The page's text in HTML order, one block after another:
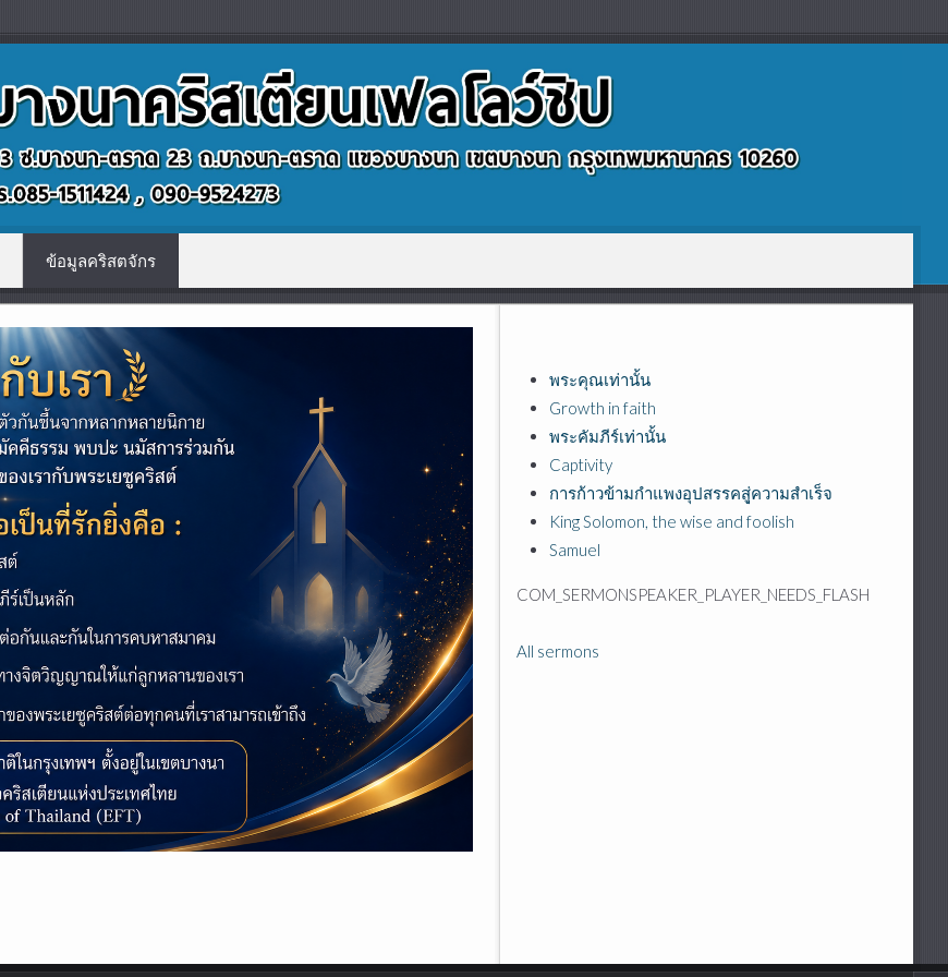
ข้อมูลคริสตจักร
พระคุณเท่านั้น
Growth in faith
พระคัมภีร์เท่านั้น
Captivity
การก้าวข้ามกำแพงอุปสรรคสุู่ความสำเร็จ
King Solomon, the wise and foolish
Samuel
COM_SERMONSPEAKER_PLAYER_NEEDS_FLASH
All sermons